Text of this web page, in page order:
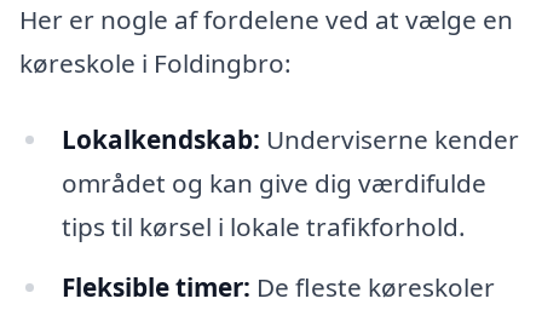
Her er nogle af fordelene ved at vælge en
køreskole i Foldingbro:
Lokalkendskab: Underviserne kender
området og kan give dig værdifulde
tips til kørsel i lokale trafikforhold.
Fleksible timer: De fleste køreskoler